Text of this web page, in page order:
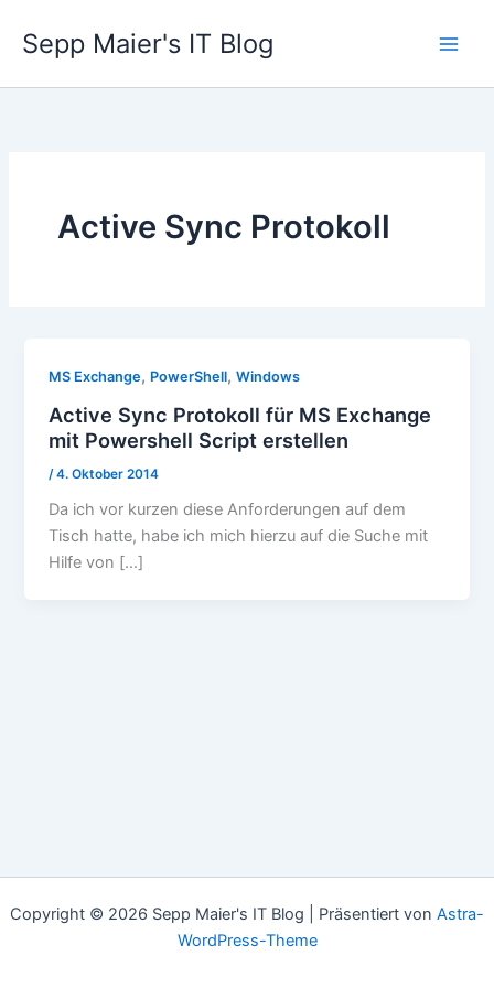
Inhalt
springen
Sepp Maier's IT Blog
Active Sync Protokoll
MS Exchange, PowerShell,Windows
Active Sync Protokoll für MS Exchange
mit Powershell Script erstellen
/4. Oktober 2014
Da ich vor kurzen diese Anforderungen auf dem
Tisch hatte, habe ich mich hierzu auf die Suche mit
Hilfe von […]
Copyright © 2026 Sepp Maier's IT Blog | Präsentiert von Astra-
WordPress-Theme